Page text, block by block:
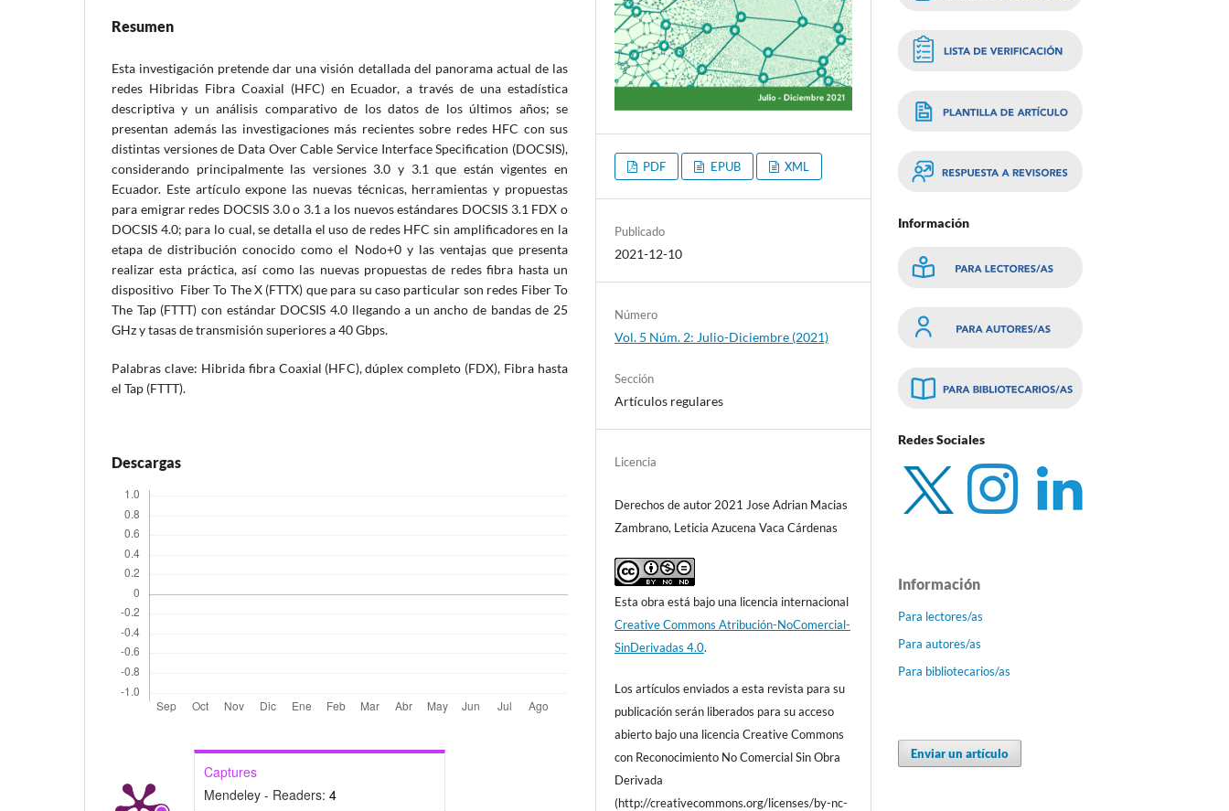
Resumen
Esta investigación pretende dar una visión detallada del panorama actual de las
redes Hibridas Fibra Coaxial (HFC) en Ecuador, a través de una estadística
descriptiva y un análisis comparativo de los datos de los últimos años; se
presentan además las investigaciones más recientes sobre redes HFC con sus
distintas versiones de Data Over Cable Service Interface Specification (DOCSIS),
considerando principalmente las versiones 3.0 y 3.1 que están vigentes en
Ecuador. Este artículo expone las nuevas técnicas, herramientas y propuestas
para emigrar redes DOCSIS 3.0 o 3.1 a los nuevos estándares DOCSIS 3.1 FDX o
DOCSIS 4.0; para lo cual, se detalla el uso de redes HFC sin amplificadores en la
etapa de distribución conocido como el Nodo+0 y las ventajas que presenta
realizar esta práctica, así como las nuevas propuestas de redes fibra hasta un
dispositivo Fiber To The X (FTTX) que para su caso particular son redes Fiber To
The Tap (FTTT) con estándar DOCSIS 4.0 llegando a un ancho de bandas de 25
GHz y tasas de transmisión superiores a 40 Gbps.
Palabras clave: Hibrida fibra Coaxial (HFC), dúplex completo (FDX), Fibra hasta
el Tap (FTTT).
Descargas
Captures
Mendeley - Readers: 4
PDF EPUB XML
Publicado
2021-12-10
Número
Vol. 5 Núm. 2: Julio-Diciembre (2021)
Sección
Artículos regulares
Licencia
Derechos de autor 2021 Jose Adrian Macias
Zambrano, Leticia Azucena Vaca Cárdenas
Esta obra está bajo una licencia internacional
Creative Commons Atribución-NoComercial-
SinDerivadas 4.0.
Los artículos enviados a esta revista para su
publicación serán liberados para su acceso
abierto bajo una licencia Creative Commons
con Reconocimiento No Comercial Sin Obra
Derivada
(http://creativecommons.org/licenses/by-nc-
Información
Redes Sociales
Información
Para lectores/as
Para autores/as
Para bibliotecarios/as
Enviar un artículo